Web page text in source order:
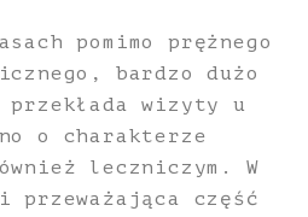
pomimo prężnego
bardzo dużo
wizyty u
o charakterze
leczniczym. W
przeważająca część